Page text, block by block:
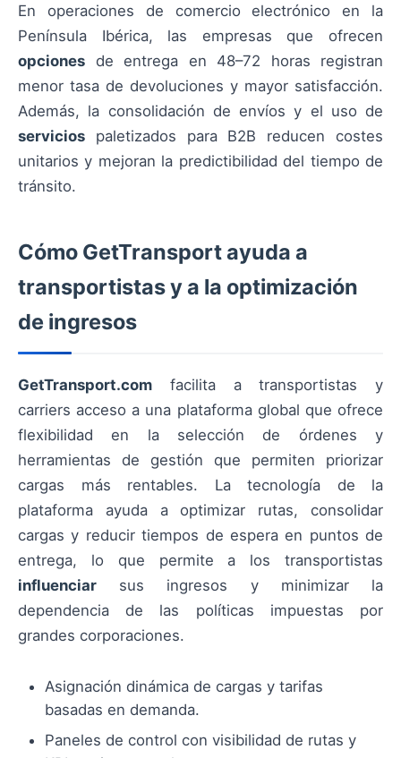
En operaciones de comercio electrónico en la
Península Ibérica, las empresas que ofrecen
opciones de entrega en 48–72 horas registran
menor tasa de devoluciones y mayor satisfacción.
Además, la consolidación de envíos y el uso de
servicios paletizados para B2B reducen costes
unitarios y mejoran la predictibilidad del tiempo de
tránsito.
Cómo GetTransport ayuda a
transportistas y a la optimización
de ingresos
GetTransport.com facilita a transportistas y
carriers acceso a una plataforma global que ofrece
flexibilidad en la selección de órdenes y
herramientas de gestión que permiten priorizar
cargas más rentables. La tecnología de la
plataforma ayuda a optimizar rutas, consolidar
cargas y reducir tiempos de espera en puntos de
entrega, lo que permite a los transportistas
influenciar sus ingresos y minimizar la
dependencia de las políticas impuestas por
grandes corporaciones.
Asignación dinámica de cargas y tarifas
basadas en demanda.
Paneles de control con visibilidad de rutas y